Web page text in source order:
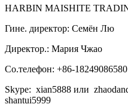
HARBIN MAISHITE
Гине. директор: Семён Лю
Директор.: Мария Чжао
Со.телефон: +86-
Skype: xian5888 или
shantui5999